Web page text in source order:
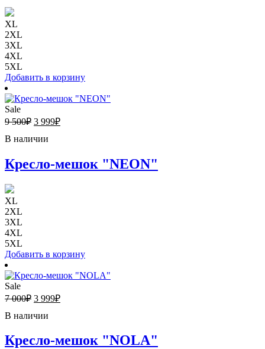
XL
2XL
3XL
4XL
5XL
Добавить в корзину
Sale
9 500₽ 3 999₽
В наличии
Кресло-мешок "NEON"
XL
2XL
3XL
4XL
5XL
Добавить в корзину
Sale
7 000₽ 3 999₽
В наличии
Кресло-мешок "NOLA"